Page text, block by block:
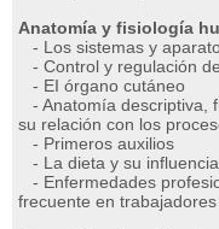
Anatomí­a y fisiologí­a
- Los sistemas y
- Control y regulación
- EI órgano cutáneo
- Anatomía descriptiva,
su relación con los
- Primeros auxilios
- La dieta y su
- Enfermedades
frecuente en